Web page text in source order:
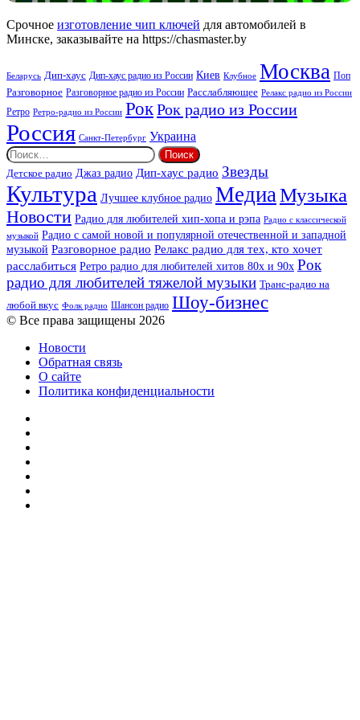
Аплюс
Beat
Срочное изготовление чип ключей для автомобилей в
Минске, заказывайте на https://chasmaster.by
Беларусь Дип-хаус Дип-хаус радио из России Киев Клубное Москва Поп
Разговорное Разговорное радио из России Расслабляющее Релакс радио из России
Ретро Ретро-радио из России РокРок радио из России
Россия Санкт-Петербург Украина
Найти:
Детское радио Джаз радио Дип-хаус радио Звезды
Культура Лучшее клубное радио МедиаМузыка
Новости Радио для любителей хип-хопа и рэпа Радио с классической
музыкой Радио с самой новой и популярной отечественной и западной
музыкой Разговорное радио Релакс радио для тех, кто хочет
расслабиться Ретро радио для любителей хитов 80х и 90х Рок
радио для любителей тяжелой музыки Транс-радио на
любой вкус Фолк радио Шансон радио Шоу-бизнес
© Все права защищены 2026
Новости
Обратная связь
О сайте
Политика конфиденциальности